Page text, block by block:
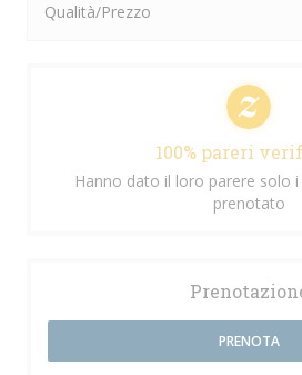
Qualità/Prezzo
100% pareri
Hanno dato il loro parere solo
prenotato
PRENOTA